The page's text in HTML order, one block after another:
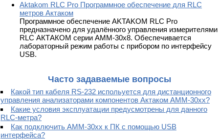
Aktakom RLC Pro Программное обеспечение для RLC
метров Актаком
Программное обеспечение AKTAKOM RLC Pro
предназначено для удалённого управления измерителями
RLC АКТАКОМ серии АММ-30х8. Обеспечивается
лабораторный режим работы с прибором по интерфейсу
USB.
Часто задаваемые вопросы
Какой тип кабеля RS-232 испольуется для дистанционного
управления анализаторами компонентов Актаком АММ-30хх?
Какие условия эксплуатации предусмотрены для данного
RLC-метра?
Как подключить AMM-30xx к ПК с помощью USB
интерфейса?